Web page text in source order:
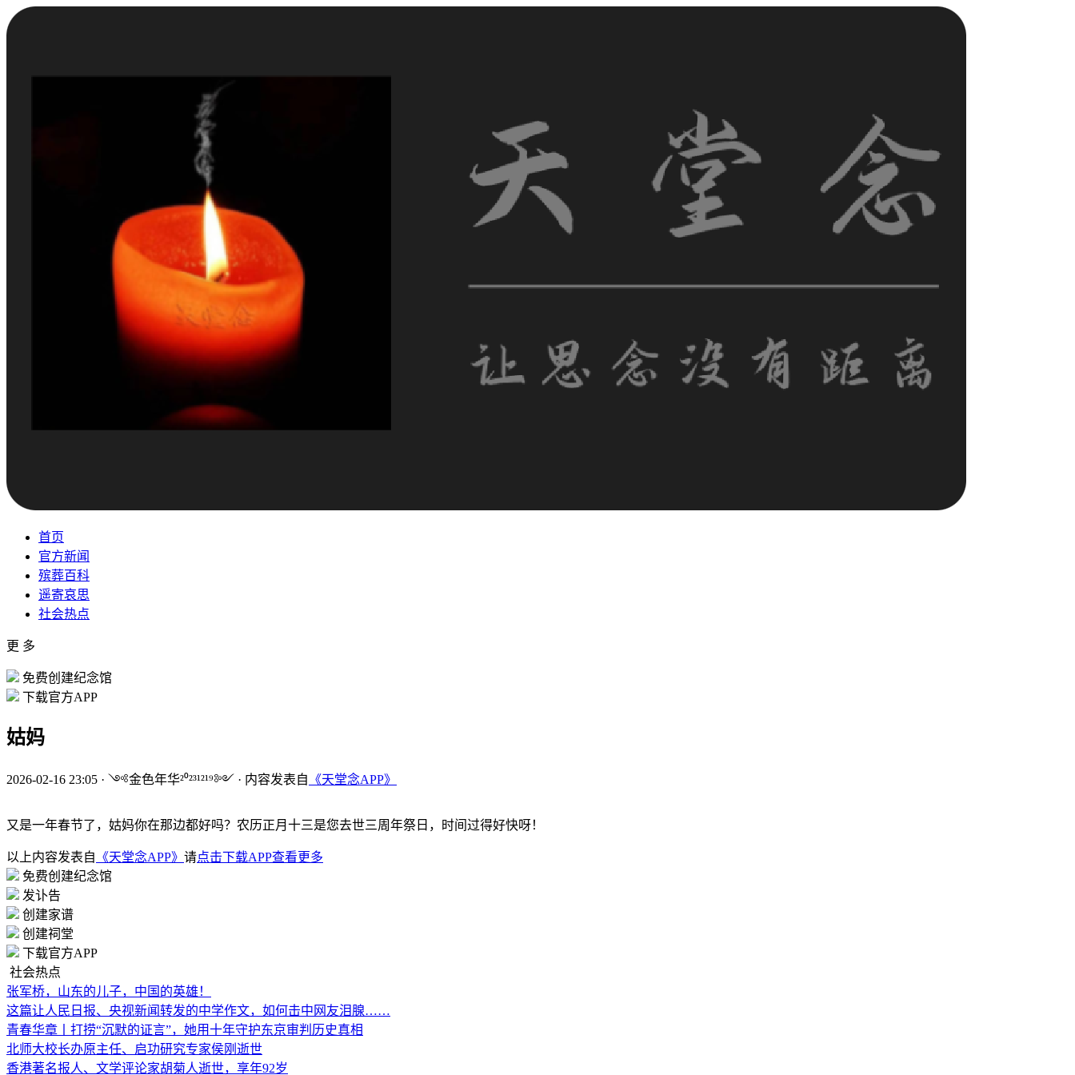
首页
官方新闻
殡葬百科
遥寄哀思
社会热点
更 多
免费创建纪念馆
下载官方APP
姑妈
2026-02-16 23:05 · ༺金色年华²⁰²³¹²¹⁹༻ · 内容发表自 《天堂念APP》
又是一年春节了，姑妈你在那边都好吗？农历正月十三是您去世三周年祭日，时间过得好快呀！
以上内容发表自 《天堂念APP》 请点击下载APP查看更多
免费创建纪念馆
发讣告
创建家谱
创建祠堂
下载官方APP
社会热点
张军桥，山东的儿子，中国的英雄！
这篇让人民日报、央视新闻转发的中学作文，如何击中网友泪腺……
青春华章丨打捞“沉默的证言”，她用十年守护东京审判历史真相
北师大校长办原主任、启功研究专家侯刚逝世
香港著名报人、文学评论家胡菊人逝世，享年92岁